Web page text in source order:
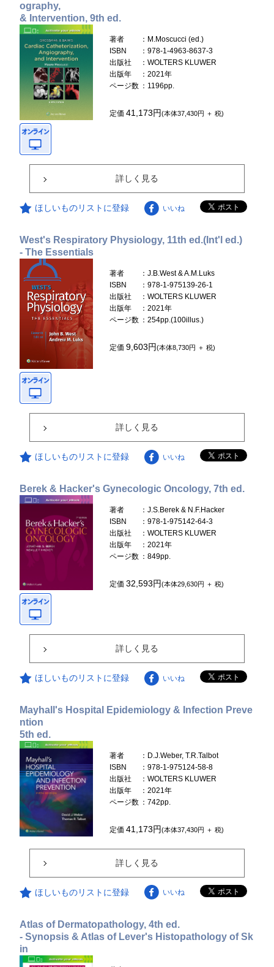
ography,
& Intervention, 9th ed.
著者
：M.Moscucci (ed.)
ISBN
：978-1-4963-8637-3
出版社
：WOLTERS KLUWER
出版年
：2021年
ページ数 ：1196pp.
定価41,173円(本体37,430円 ＋ 税)
詳しく見る
ほしいものリストに登録 いいね
West's Respiratory Physiology, 11th ed.(Int'l ed.)
- The Essentials
著者
：J.B.West & A.M.Luks
ISBN
：978-1-975139-26-1
出版社
：WOLTERS KLUWER
出版年
：2021年
ページ数 ：254pp.(100illus.)
定価9,603円(本体8,730円 ＋ 税)
詳しく見る
ほしいものリストに登録 いいね
Berek & Hacker's Gynecologic Oncology, 7th ed.
著者
：J.S.Berek & N.F.Hacker
ISBN
：978-1-975142-64-3
出版社
：WOLTERS KLUWER
出版年
：2021年
ページ数 ：849pp.
定価32,593円(本体29,630円 ＋ 税)
詳しく見る
ほしいものリストに登録 いいね
Mayhall's Hospital Epidemiology & Infection Preve
ntion
5th ed.
著者
：D.J.Weber, T.R.Talbot
ISBN
：978-1-975124-58-8
出版社
：WOLTERS KLUWER
出版年
：2021年
ページ数 ：742pp.
定価41,173円(本体37,430円 ＋ 税)
詳しく見る
ほしいものリストに登録 いいね
Atlas of Dermatopathology, 4th ed.
- Synopsis & Atlas of Lever's Histopathology of Sk
in